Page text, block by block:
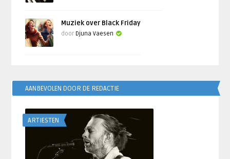
Muziek over Black Friday
door Djuna Vaesen
AANBEVOLEN DOOR DE REDACTIE
ARTIESTEN